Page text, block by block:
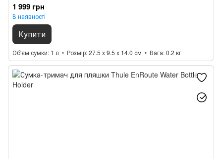
1 999 грн
В наявності
Купити
Об'єм сумки 1 л Розмір 27.5 x 9.5 x 14.0 см Вага 0.2 кг